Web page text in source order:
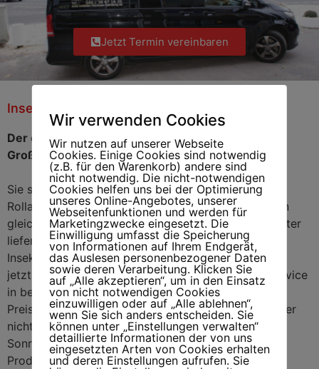
Gross-Flottbek
Jetzt Termin vereinbaren
Insektenschutzfenster Gross-Flottbek
Der optimale Insektenschutz von Ihrem Partner in
Groß Flottbek
Sie suchen nach dem optimalen Partner für den
Rolladenverkauf und den Markisenverkauf, der Ihnen
gleichzeitig auch die passenden Insektenschutzfenster
liefert und Ihren Balkon oder Ihre Terrasse mit einer
Insektenschutztür ausstattet? Dann kann Ihre Suche
jetzt enden, denn wir bieten Ihnen genau diesen Service
in bester Qualität und in einem optimal kalkulierten
Preis-Leistungsverhältnis. Gleichzeitig bieten wir aber
nicht nur Schutz vor zuviel Licht und zu viel
Sonneneinstrahlung sowie Insekten, sondern unsere
Produkte halten auch anderweitige unerwünschte
Wir verwenden Cookies
Wir nutzen auf unserer Webseite
Cookies. Einige Cookies sind notwendig
(z.B. für den Warenkorb) andere sind
nicht notwendig. Die nicht-notwendigen
Cookies helfen uns bei der Optimierung
unseres Online-Angebotes, unserer
Webseitenfunktionen und werden für
Marketingzwecke eingesetzt. Die
Einwilligung umfasst die Speicherung
von Informationen auf Ihrem Endgerät,
das Auslesen personenbezogener Daten
sowie deren Verarbeitung. Klicken Sie
auf „Alle akzeptieren“, um in den Einsatz
von nicht notwendigen Cookies
einzuwilligen oder auf „Alle ablehnen“,
wenn Sie sich anders entscheiden. Sie
können unter „Einstellungen verwalten“
detaillierte Informationen der von uns
eingesetzten Arten von Cookies erhalten
und deren Einstellungen aufrufen. Sie